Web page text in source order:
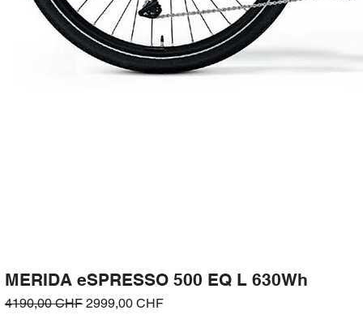
MERIDA eSPRESSO 500 EQ L 630Wh
Prezzo regolare
4190,00 CHF Prezzo scontato
2999,00 CHF